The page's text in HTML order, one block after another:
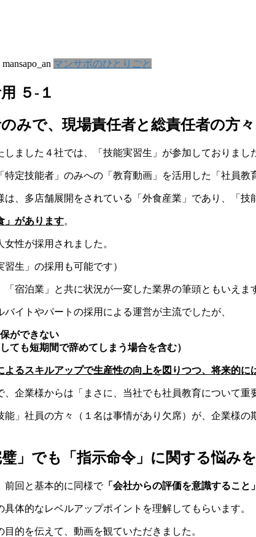
mansapo_an マンサポのひとりごと
５-１
みで、現場責任者と総責任者の方
ました４社では、「技能実習生」が参加しておりまし
定技能者」のみへの「教育動画」を活用した「社員教
、多店舗展開をされている「外食産業」であり、「技
」があります。
性が採用されました。
生」の採用も可能です）
宿泊業」と共に状況が一変した業界の筆頭ともいえま
イトやパートの採用による運営が主流でしたが、
ができない
ても短期間で辞めてしまう場合を含む）
るスキルアップで生産性の向上を図りつつ、将来的
企業様からは「まさに、当社でも社員教育について重
」社員の方々（１名は事情があり欠席）が、企業様
」でも「指示命令」に関する悩み
前回と基本的に同様で「会社からの評価を意識すること
体的なレベルアップポイントを理解してもらいます。
的を伝えて、動画を観ていただきました。